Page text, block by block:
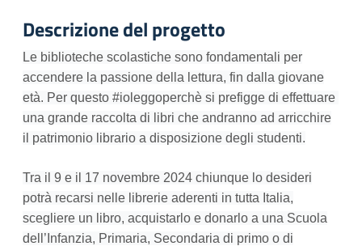
Descrizione del progetto
Le biblioteche scolastiche sono fondamentali per
accendere la passione della lettura, fin dalla giovane
età. Per questo #ioleggoperchè si prefigge di effettuare
una grande raccolta di libri che andranno ad arricchire
il patrimonio librario a disposizione degli studenti.
Tra il 9 e il 17 novembre 2024 chiunque lo desideri
potrà recarsi nelle librerie aderenti in tutta Italia,
scegliere un libro, acquistarlo e donarlo a una Scuola
dell’Infanzia, Primaria, Secondaria di primo o di